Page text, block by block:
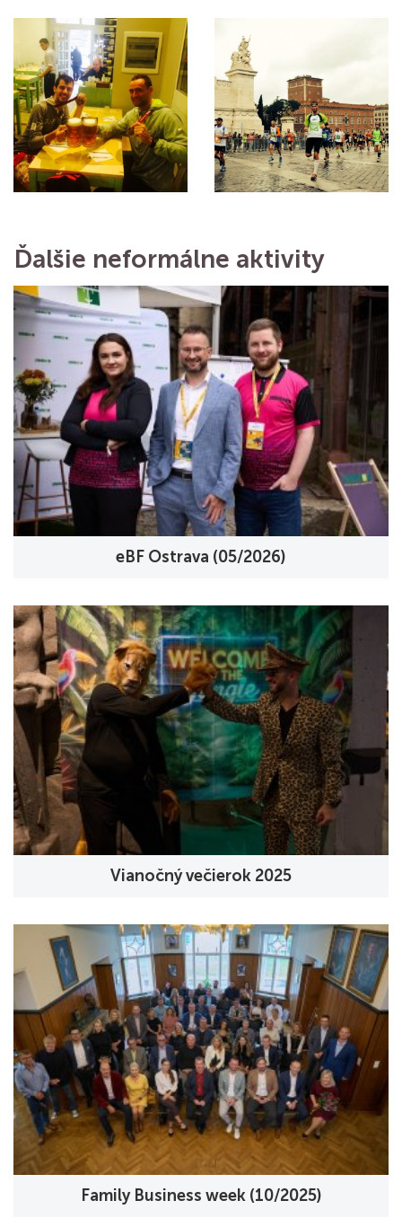
Ďalšie neformálne aktivity
eBF Ostrava (05/2026)
Vianočný večierok 2025
Family Business week (10/2025)